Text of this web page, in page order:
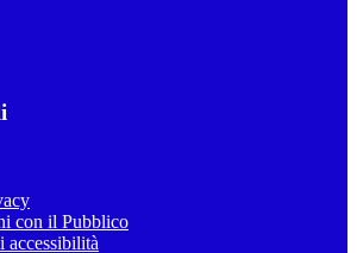
con il Pubblico
accessibilità